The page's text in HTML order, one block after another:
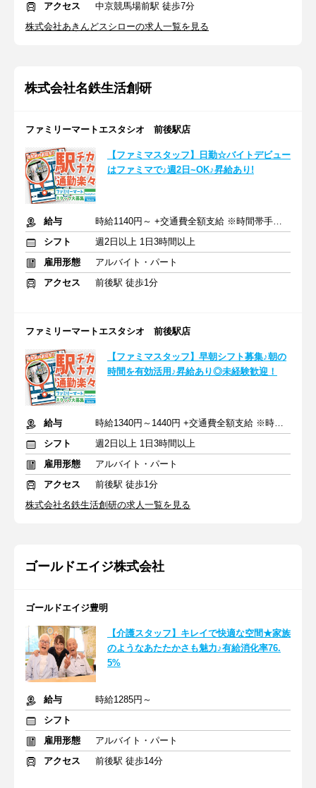
アクセス
中京競馬場前駅 徒歩7分
株式会社あきんどスシローの求人一覧を見る
株式会社名鉄生活創研
ファミリーマートエスタシオ 前後駅店
【ファミマスタッフ】日勤☆バイトデビュー
はファミマで♪週2日~OK♪昇給あり!
給与
時給1140円～ +交通費全額支給 ※時間帯手当含む
シフト
週2日以上 1日3時間以上
雇用形態
アルバイト・パート
アクセス
前後駅 徒歩1分
ファミリーマートエスタシオ 前後駅店
【ファミマスタッフ】早朝シフト募集♪朝の
時間を有効活用♪昇給あり◎未経験歓迎！
給与
時給1340円～1440円 +交通費全額支給 ※時間帯手当含む
シフト
週2日以上 1日3時間以上
雇用形態
アルバイト・パート
アクセス
前後駅 徒歩1分
株式会社名鉄生活創研の求人一覧を見る
ゴールドエイジ株式会社
ゴールドエイジ豊明
【介護スタッフ】キレイで快適な空間★家族
のようなあたたかさも魅力♪有給消化率76.
5%
給与
時給1285円～
シフト
雇用形態
アルバイト・パート
アクセス
前後駅 徒歩14分